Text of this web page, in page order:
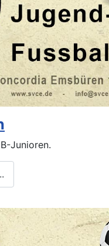
Junioren.